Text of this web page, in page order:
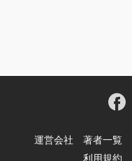
運営会社 著者一覧
利用規約